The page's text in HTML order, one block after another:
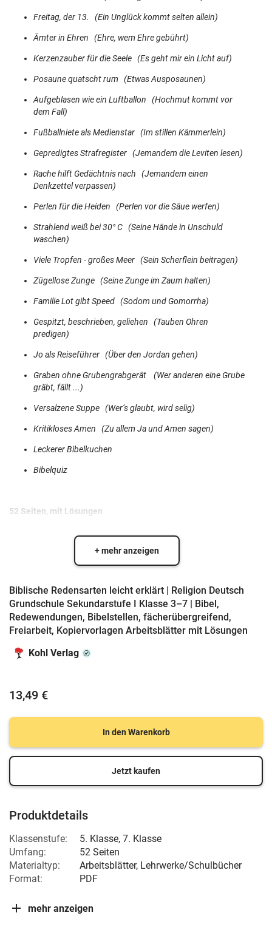
Freitag, der 13. (Ein Unglück kommt selten allein)
Ämter in Ehren (Ehre, wem Ehre gebührt)
Kerzenzauber für die Seele (Es geht mir ein Licht auf)
Posaune quatscht rum (Etwas Ausposaunen)
Aufgeblasen wie ein Luftballon (Hochmut kommt vor
dem Fall)
Fußballniete als Medienstar (Im stillen Kämmerlein)
Gepredigtes Strafregister (Jemandem die Leviten lesen)
Rache hilft Gedächtnis nach (Jemandem einen
Denkzettel verpassen)
Perlen für die Heiden (Perlen vor die Säue werfen)
Strahlend weiß bei 30° C (Seine Hände in Unschuld
waschen)
Viele Tropfen - großes Meer (Sein Scherflein beitragen)
Zügellose Zunge (Seine Zunge im Zaum halten)
Familie Lot gibt Speed (Sodom und Gomorrha)
Gespitzt, beschrieben, geliehen (Tauben Ohren
predigen)
Jo als Reiseführer (Über den Jordan gehen)
Graben ohne Grubengrabgerät (Wer anderen eine Grube
gräbt, fällt ...)
Versalzene Suppe (Wer‘s glaubt, wird selig)
Kritikloses Amen (Zu allem Ja und Amen sagen)
Leckerer Bibelkuchen
Bibelquiz
52 Seiten, mit Lösungen
+ mehr anzeigen
Biblische Redensarten leicht erklärt | Religion Deutsch
Grundschule Sekundarstufe I Klasse 3–7 | Bibel,
Redewendungen, Bibelstellen, fächerübergreifend,
Freiarbeit, Kopiervorlagen Arbeitsblätter mit Lösungen
Kohl Verlag
13,49 €
In den Warenkorb
Jetzt kaufen
Produktdetails
Klassenstufe: 5. Klasse, 7. Klasse
Umfang:
52 Seiten
Materialtyp:
Arbeitsblätter, Lehrwerke/Schulbücher
Format:
PDF
mehr anzeigen